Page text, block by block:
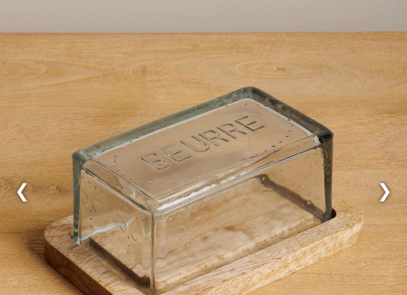
❮ ❯
Google Maps est désactivé. Autoriser